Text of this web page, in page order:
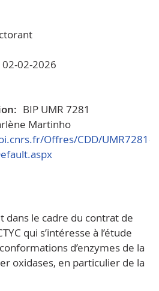
02-02-2026
BIP UMR 7281
Martinho
Offres/CDD/UMR7281-
dans le cadre du contrat de
qui s’intéresse à l’étude
d’enzymes de la
oxidases, en particulier de la